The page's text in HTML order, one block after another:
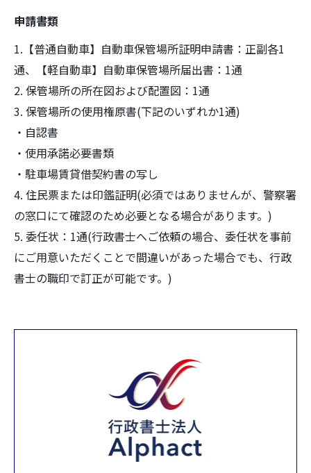
申請書類
1.【普通自動車】自動車保管場所証明申請書：正副各1
通、【軽自動車】自動車保管場所届出書：1通
2. 保管場所の所在図および配置図：1通
3. 保管場所の使用権原書(下記のいずれか1通)
・自認書
・使用承諾必要書類
・駐車場賃貸借契約書の写し
4. 住民票または印鑑証明(必須ではありませんが、警察署
の窓口にて確認のため必要となる場合があります。)
5. 委任状：1通(行政書士へご依頼の場合、委任状を事前
にご用意いただくことで間違いがあった場合でも、行政
書士の職印で訂正が可能です。)